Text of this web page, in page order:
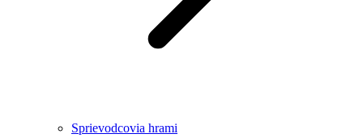
Sprievodcovia hrami